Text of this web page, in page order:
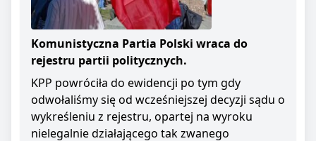
Komunistyczna Partia Polski wraca do
rejestru partii politycznych.
KPP powróciła do ewidencji po tym gdy
odwołaliśmy się od wcześniejszej decyzji sądu o
wykreśleniu z rejestru, opartej na wyroku
nielegalnie działającego tak zwanego